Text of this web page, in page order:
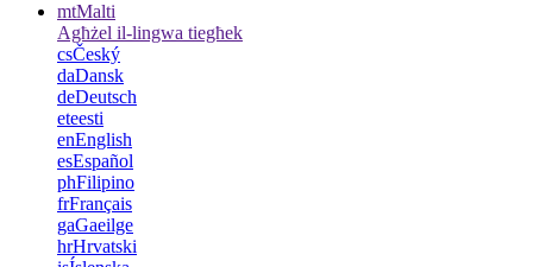
mtMalti
Agħżel il-lingwa tiegħek
csČeský
daDansk
deDeutsch
eteesti
enEnglish
esEspañol
phFilipino
frFrançais
gaGaeilge
hrHrvatski